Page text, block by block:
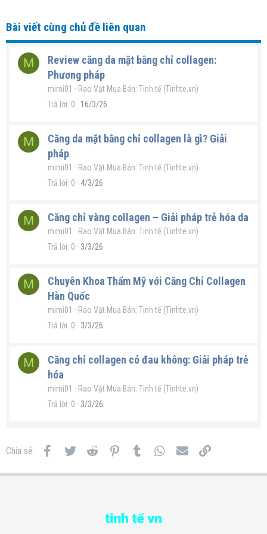
Bài viết cùng chủ đề liên quan
M
Review căng da mặt bằng chỉ collagen:
Phương pháp
mimi01
Rao Vặt Mua Bán: Tinh tế (Tinhte.vn)
Trả lời 0 16/3/26
M
Căng da mặt bằng chỉ collagen là gì? Giải
pháp
mimi01
Rao Vặt Mua Bán: Tinh tế (Tinhte.vn)
Trả lời 0 4/3/26
M Căng chỉ vàng collagen – Giải pháp trẻ hóa da
mimi01
Rao Vặt Mua Bán: Tinh tế (Tinhte.vn)
Trả lời 0 3/3/26
M
Chuyên Khoa Thẩm Mỹ với Căng Chỉ Collagen
Hàn Quốc
mimi01
Rao Vặt Mua Bán: Tinh tế (Tinhte.vn)
Trả lời 0 3/3/26
M
Căng chỉ collagen có đau không: Giải pháp trẻ
hóa
mimi01
Rao Vặt Mua Bán: Tinh tế (Tinhte.vn)
Trả lời 0 3/3/26
Chia sẻ: FacebookTwitter Reddit PinterestTumblr WhatsApp
Email